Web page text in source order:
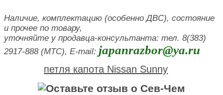
Наличие, комплектацию (особенно ДВС), состояние
и прочее по товару,
уточняйте у продавца-консультанта: тел. 8(383)
2917-888 (МТС), E-mail: japanrazbor@ya.ru
петля капота Nissan Sunny